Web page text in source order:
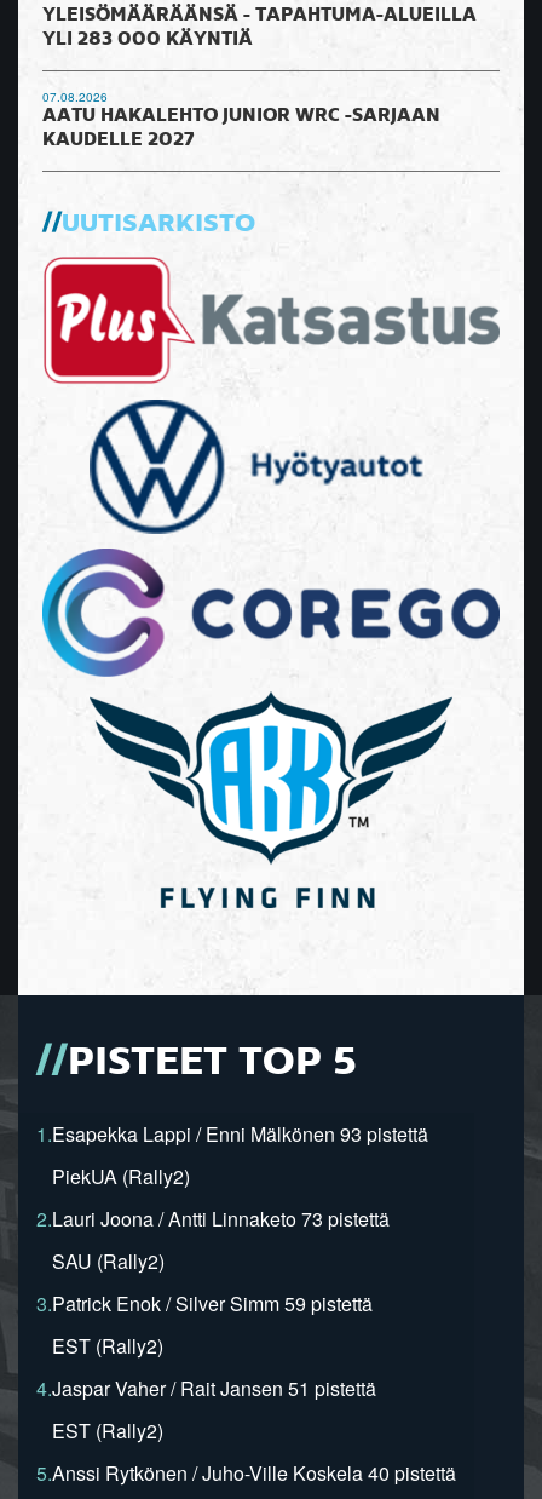
YLEISÖMÄÄRÄÄNSÄ - TAPAHTUMA-ALUEILLA
YLI 283 000 KÄYNTIÄ
07.08.2026
AATU HAKALEHTO JUNIOR WRC -SARJAAN
KAUDELLE 2027
UUTISARKISTO
PISTEET TOP 5
1.Esapekka Lappi / Enni Mälkönen 93 pistettä
PiekUA (Rally2)
2.Lauri Joona / Antti Linnaketo 73 pistettä
SAU (Rally2)
3.Patrick Enok / Silver Simm 59 pistettä
EST (Rally2)
4.Jaspar Vaher / Rait Jansen 51 pistettä
EST (Rally2)
5.Anssi Rytkönen / Juho-Ville Koskela 40 pistettä